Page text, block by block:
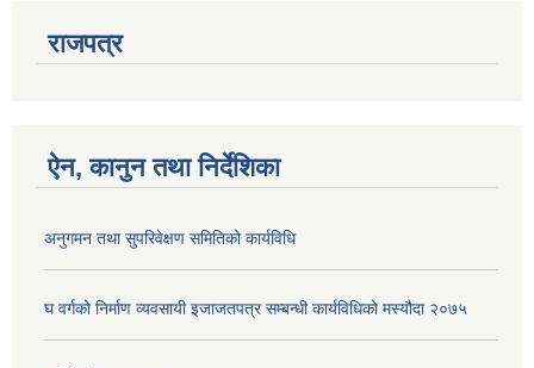
राजपत्र
ऐन, कानुन तथा निर्देशिका
अनुगमन तथा सुपरिवेक्षण समितिको कार्यविधि
घ वर्गको निर्माण व्यवसायी इजाजतपत्र सम्बन्धी कार्यविधिको मस्यौदा २०७५